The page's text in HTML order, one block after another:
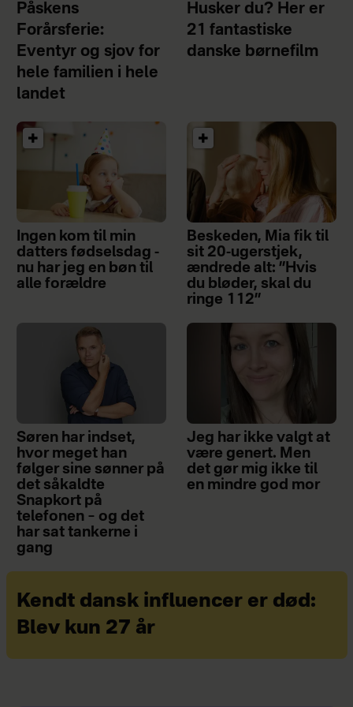
Hvad: Røde Kors uddeler fortrinsvist
julehjælp til økonomisk trængte
børnefamilier. Julehjælpen varierer,
men den består hovedsageligt af et
gavekort til COOP på en værdi af 900
kr. eller en kurv med varer til julen.
Hvornår: Ansøgning til julehjælp
åbner den 3. november 2025.
Hvordan: Læs mere om, hvordan du
ansøger julehjælp
her.
Julehjælpen.dk
Hvad: Julehjælp gives til økonomisk
trængte familier, og det er et krav, at
du har børn under 18 år. Det er dog
ikke et krav, at børnene skal være
hjemmeboende, eller at I skal holde
juleaften sammen. Godkendes du til
julehjælp, får du adgang til en
gaveportal, hvor du kan søge om
donationer. Her er der fortrinsvist
gaver til børnene, og der gives både
nye og brugte ting.
Hvornår: De lukker for ansøgninger,
når de ikke kan hjælpe flere.
Hvordan : Find ansøgningsskema
Påskens
Forårsferie:
Eventyr og sjov for
hele familien i hele
landet
Husker du? Her er
21 fantastiske
danske børnefilm
Ingen kom til min
datters fødselsdag -
nu har jeg en bøn til
alle forældre
Beskeden, Mia fik til
sit 20-ugerstjek,
ændrede alt: ”Hvis
du bløder, skal du
ringe 112”
Søren har indset,
hvor meget han
følger sine sønner på
det såkaldte
Snapkort på
telefonen – og det
har sat tankerne i
gang
Jeg har ikke valgt at
være genert. Men
det gør mig ikke til
en mindre god mor
Kendt dansk influencer er død:
Blev kun 27 år